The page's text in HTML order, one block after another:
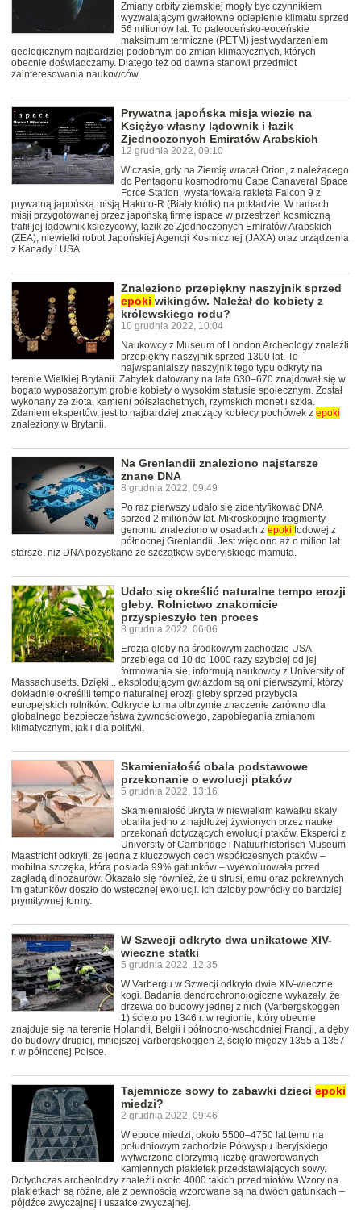
Zmiany orbity ziemskiej mogły być czynnikiem
wyzwalającym gwałtowne ocieplenie klimatu sprzed
56 milionów lat. To paleoceńsko-eoceńskie
maksimum termiczne (PETM) jest wydarzeniem
geologicznym najbardziej podobnym do zmian klimatycznych, których
obecnie doświadczamy. Dlatego też od dawna stanowi przedmiot
zainteresowania naukowców.
Prywatna japońska misja wiezie na
Księżyc własny lądownik i łazik
Zjednoczonych Emiratów Arabskich
12 grudnia 2022, 09:10
W czasie, gdy na Ziemię wracał Orion, z należącego
do Pentagonu kosmodromu Cape Canaveral Space
Force Station, wystartowała rakieta Falcon 9 z
prywatną japońską misją Hakuto-R (Biały królik) na pokładzie. W ramach
misji przygotowanej przez japońską firmę ispace w przestrzeń kosmiczną
trafił jej lądownik księżycowy, łazik ze Zjednoczonych Emiratów Arabskich
(ZEA), niewielki robot Japońskiej Agencji Kosmicznej (JAXA) oraz urządzenia
z Kanady i USA
Znaleziono przepiękny naszyjnik sprzed
epoki wikingów. Należał do kobiety z
królewskiego rodu?
10 grudnia 2022, 10:04
Naukowcy z Museum of London Archeology znaleźli
przepiękny naszyjnik sprzed 1300 lat. To
najwspanialszy naszyjnik tego typu odkryty na
terenie Wielkiej Brytanii. Zabytek datowany na lata 630–670 znajdował się w
bogato wyposażonym grobie kobiety o wysokim statusie społecznym. Został
wykonany ze złota, kamieni półszlachetnych, rzymskich monet i szkła.
Zdaniem ekspertów, jest to najbardziej znaczący kobiecy pochówek z epoki
znaleziony w Brytanii.
Na Grenlandii znaleziono najstarsze
znane DNA
8 grudnia 2022, 09:49
Po raz pierwszy udało się zidentyfikować DNA
sprzed 2 milionów lat. Mikroskopijne fragmenty
genomu znaleziono w osadach z epoki lodowej z
północnej Grenlandii. Jest więc ono aż o milion lat
starsze, niż DNA pozyskane ze szczątkow syberyjskiego mamuta.
Udało się określić naturalne tempo erozji
gleby. Rolnictwo znakomicie
przyspieszyło ten proces
8 grudnia 2022, 06:06
Erozja gleby na środkowym zachodzie USA
przebiega od 10 do 1000 razy szybciej od jej
formowania się, informują naukowcy z University of
Massachusetts. Dzięki... eksplodującym gwiazdom są oni pierwszymi, którzy
dokładnie określili tempo naturalnej erozji gleby sprzed przybycia
europejskich rolników. Odkrycie to ma olbrzymie znaczenie zarówno dla
globalnego bezpieczeństwa żywnościowego, zapobiegania zmianom
klimatycznym, jak i dla polityki.
Skamieniałość obala podstawowe
przekonanie o ewolucji ptaków
5 grudnia 2022, 13:16
Skamieniałość ukryta w niewielkim kawałku skały
obaliła jedno z najdłużej żywionych przez naukę
przekonań dotyczących ewolucji ptaków. Eksperci z
University of Cambridge i Natuurhistorisch Museum
Maastricht odkryli, że jedna z kluczowych cech współczesnych ptaków –
mobilna szczęka, którą posiada 99% gatunków – wyewoluowała przed
zagładą dinozaurów. Okazało się również, że u strusi, emu oraz pokrewnych
im gatunków doszło do wstecznej ewolucji. Ich dzioby powróciły do bardziej
prymitywnej formy.
W Szwecji odkryto dwa unikatowe XIV-
wieczne statki
5 grudnia 2022, 12:35
W Varbergu w Szwecji odkryto dwie XIV-wieczne
kogi. Badania dendrochronologiczne wykazały, że
drzewa do budowy jednej z nich (Varbergskoggen
1) ścięto po 1346 r. w regionie, który obecnie
znajduje się na terenie Holandii, Belgii i północno-wschodniej Francji, a dęby
do budowy drugiej, mniejszej Varbergskoggen 2, ścięto między 1355 a 1357
r. w północnej Polsce.
Tajemnicze sowy to zabawki dzieci epoki
miedzi?
2 grudnia 2022, 09:46
W epoce miedzi, około 5500–4750 lat temu na
południowym zachodzie Półwyspu Iberyjskiego
wytworzono olbrzymią liczbę grawerowanych
kamiennych plakietek przedstawiających sowy.
Dotychczas archeolodzy znaleźli około 4000 takich przedmiotów. Wzory na
plakietkach są różne, ale z pewnością wzorowane są na dwóch gatunkach –
pójdźce zwyczajnej i uszatce zwyczajnej.